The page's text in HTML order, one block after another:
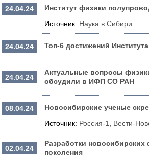
24.04.24
Институт физики
Источник: Наука в Сибири
24.04.24 Топ-6 достижений
24.04.24
Актуальные вопросы
обсудили в ИФП СО РАН
08.04.24
Новосибирские ученые
Источник: Россия-1 Вести-
02.04.24
Разработки
поколения